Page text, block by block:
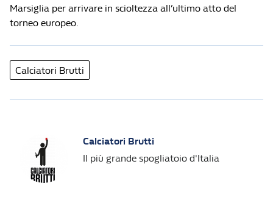
Marsiglia per arrivare in scioltezza all’ultimo atto del
torneo europeo.
Calciatori Brutti
Calciatori Brutti
Il più grande spogliatoio d'Italia